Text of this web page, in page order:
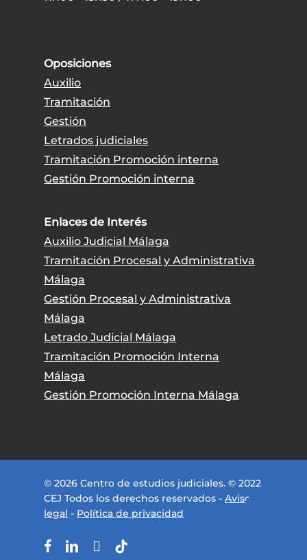
Oposiciones
Auxilio
Tramitación
Gestión
Letrados judiciales
Tramitación Promoción interna
Gestión Promoción interna
Enlaces de Interés
Auxilio Judicial Málaga
Tramitación Procesal y Administrativa
Málaga
Gestión Procesal y Administrativa
Málaga
Letrado Judicial Málaga
Tramitación Promoción Interna
Málaga
Gestión Promoción Interna Málaga
© 2026 Centro de estudios judiciales. © 2022
CEJ Todos los derechos reservados - Aviso
legal - Política de privacidad
facebooklinkedininstagram
tiktok